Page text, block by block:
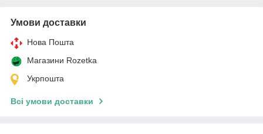
Умови доставки
Нова Пошта
Магазини Rozetka
Укрпошта
Всі умови доставки